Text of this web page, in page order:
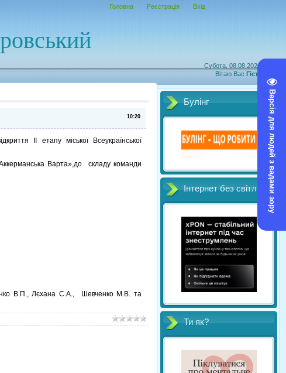
Версія для людей з вадами зору
Субота, 08.08.2026, 06:12
Вітаю Вас Гість
Головна Реєстрація Вхід
10:20
ІІ етапу міської Всеукраїнської
Варта»,до складу команди
В.П., Лєхана С.А., Шевченко М.В. та
Булінг
Інтернет без світл
Ти як?